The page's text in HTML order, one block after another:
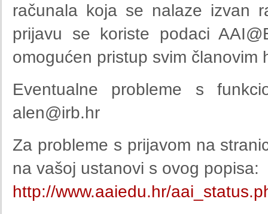
računala koja se nalaze izvan
prijavu se koriste podaci
omogućen pristup svim članovim
Eventualne probleme s
alen@irb.hr
Za probleme s prijavom na
na vašoj ustanovi s ovog popisa:
http://www.aaiedu.hr/